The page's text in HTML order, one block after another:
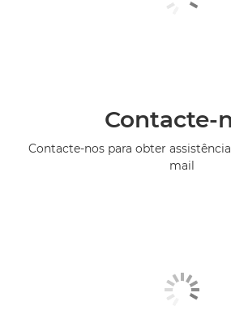
Contacte-
Contacte-nos para obter
mail